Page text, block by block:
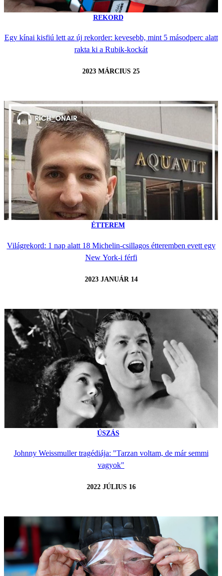
REKORD
Egy kínai kisfiú lett az új rekorder: kevesebb, mint 5 másodperc alatt
rakta ki a Rubik-kockát
2023 MÁRCIUS 25
ÉTTEREM
Világrekord: 1 nap alatt 18 Michelin-csillagos étteremben evett egy
New York-i férfi
2023 JANUÁR 14
ÚSZÁS
Johnny Weissmuller tragédiája: "Tarzan voltam, de már semmi
vagyok"
2022 JÚLIUS 16